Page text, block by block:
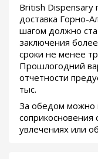
British
доставка Горно-
шагом должно
заключения
сроки не менее
Прошлогодний
отчетности
тыс.
За обедом можно
соприкосновения
увлечениях или